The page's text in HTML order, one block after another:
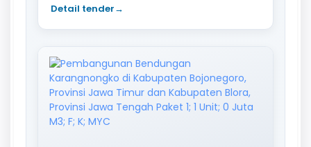
Detail tender→